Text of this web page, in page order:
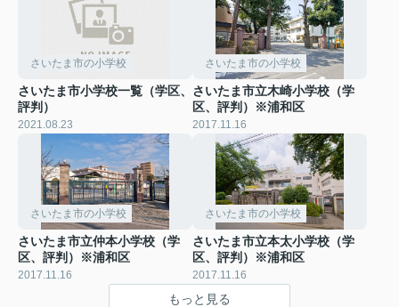
さいたま市の小学校
さいたま市小学校一覧（学区、
評判）
2021.08.23
さいたま市の小学校
さいたま市立木崎小学校（学
区、評判）※浦和区
2017.11.16
さいたま市の小学校
さいたま市立仲本小学校（学
区、評判）※浦和区
2017.11.16
さいたま市の小学校
さいたま市立本太小学校（学
区、評判）※浦和区
2017.11.16
もっと見る